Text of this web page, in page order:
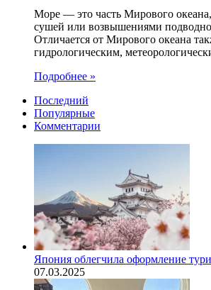
Море — это часть Мирового
сушей или возвышениями
Отличается от Мирового океана
гидрологическим,
Подробнее »
Последний
Популярные
Комментарии
Япония облегчила оформление
07.03.2025